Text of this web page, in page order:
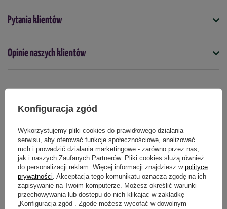
aby nie spłukać preparatu oraz
Nie stosować
Skutki działania preparatu
wchłonąć substancję czynną i przestać rosnąć. W międzyczasie
nie należy podejmować działań, które mogłyby zakłócić ten
proces (np. nawadnianie, intensywna uprawa gleby).
Nie należykosić trawnika7 dniprzed oraz po zastosowaniu
preparatu.
Symbol
5901875012325
trawniki
kwiecień maj czerwiec lipiec sierpień wrzesień
Forma
Podmiot odpowiedzialny za ten produkt na terenie UE Więcej
Pytania klientów
Opinie naszych klientów
Produkty powiązane
Konfiguracja zgód
Wykorzystujemy pliki cookies do prawidłowego działania
serwisu, aby oferować funkcje społecznościowe, analizować
ruch i prowadzić działania marketingowe - zarówno przez nas,
jak i naszych Zaufanych Partnerów. Pliki cookies służą również
do personalizacji reklam. Więcej informacji znajdziesz w polityce
prywatności . Akceptacja tego komunikatu oznacza zgodę na ich
zapisywanie na Twoim komputerze. Możesz określić warunki
przechowywania lub dostępu do nich klikając w zakładkę
„Konfiguracja zgód”. Zgodę możesz wycofać w dowolnym